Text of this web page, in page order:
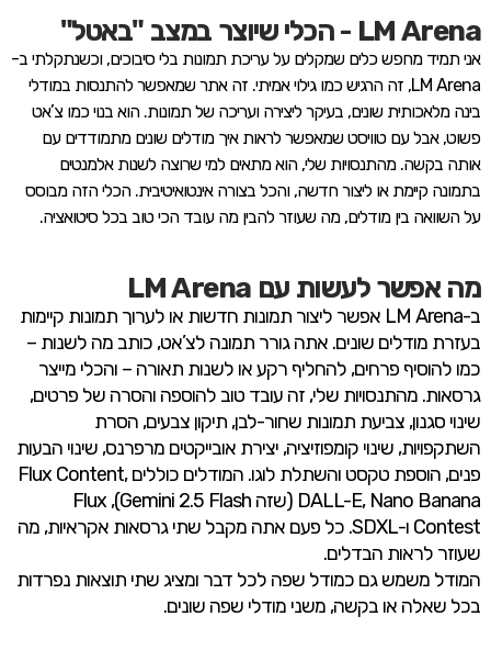
LM Arena - הכלי שיוצר במצב "באטל"
אני תמיד מחפש כלים שמקלים על עריכת תמונות בלי סיבוכים, וכשנתקלתי ב-
LM Arena, זה הרגיש כמו גילוי אמיתי. זה אתר שמאפשר להתנסות במודלי
בינה מלאכותית שונים, בעיקר ליצירה ועריכה של תמונות. הוא בנוי כמו צ’אט
פשוט, אבל עם טוויסט שמאפשר לראות איך מודלים שונים מתמודדים עם
אותה בקשה. מהתנסויות שלי, הוא מתאים למי שרוצה לשנות אלמנטים
בתמונה קיימת או ליצור חדשה, והכל בצורה אינטואיטיבית. הכלי הזה מבוסס
על השוואה בין מודלים, מה שעוזר להבין מה עובד הכי טוב בכל סיטואציה.
מה אפשר לעשות עם LM Arena
ב-LM Arena אפשר ליצור תמונות חדשות או לערוך תמונות קיימות
בעזרת מודלים שונים. אתה גורר תמונה לצ’אט, כותב מה לשנות –
כמו להוסיף פרחים, להחליף רקע או לשנות תאורה – והכלי מייצר
גרסאות. מהתנסויות שלי, זה עובד טוב להוספה והסרה של פרטים,
שינוי סגנון, צביעת תמונות שחור-לבן, תיקון צבעים, הסרת
השתקפויות, שינוי קומפוזיציה, יצירת אובייקטים מרפרנס, שינוי הבעות
פנים, הוספת טקסט והשתלת לוגו. המודלים כוללים Flux Content,
DALL-E, Nano Banana (שזה Gemini 2.5 Flash), Flux
Contest ו-SDXL. כל פעם אתה מקבל שתי גרסאות אקראיות, מה
שעוזר לראות הבדלים.
המודל משמש גם כמודל שפה לכל דבר ומציג שתי תוצאות נפרדות
בכל שאלה או בקשה, משני מודלי שפה שונים.